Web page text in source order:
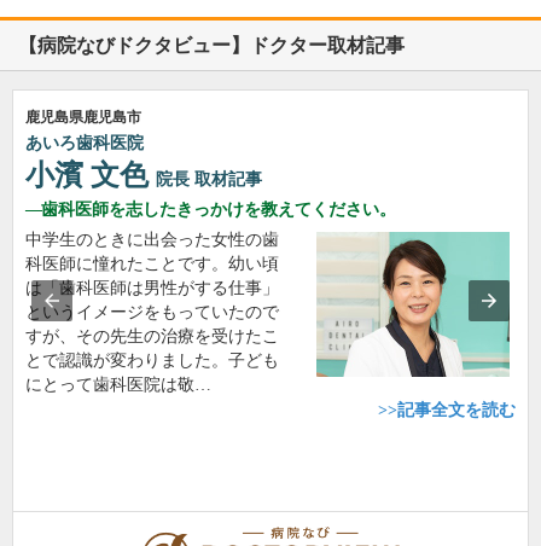
【病院なびドクタビュー】ドクター取材記事
鹿児島県鹿児島市
あいろ歯科医院
小濱 文色 院長 取材記事
歯科医師を志したきっかけを教えてください。
中学生のときに出会った女性の歯
科医師に憧れたことです。幼い頃
は「歯科医師は男性がする仕事」
というイメージをもっていたので
すが、その先生の治療を受けたこ
とで認識が変わりました。子ども
にとって歯科医院は敬…
>>記事全文を読む